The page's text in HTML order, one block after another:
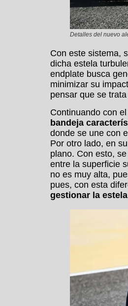
Detalles del nuevo
Con este sistema,
dicha estela
endplate busca
minimizar su
pensar que se
Continuando con
bandeja
donde se une con
Por otro lado, en
plano. Con esto,
entre la superficie
no es muy alta,
pues, con esta
gestionar la